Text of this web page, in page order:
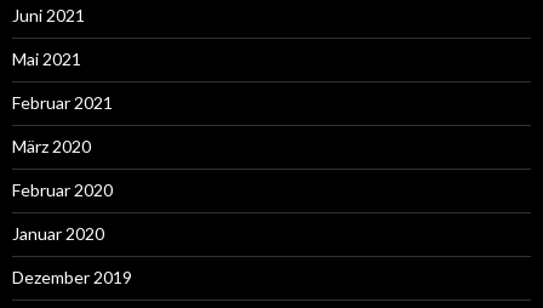
Juni 2021
Mai 2021
Februar 2021
März 2020
Februar 2020
Januar 2020
Dezember 2019